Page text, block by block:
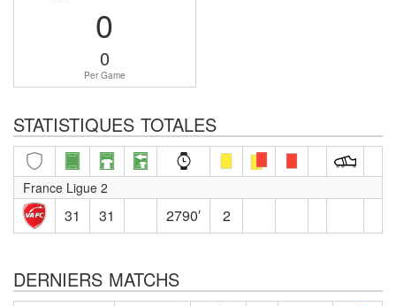
0
0
Per Game
STATISTIQUES TOTALES
France Ligue 2
31 31 2790′ 2
DERNIERS MATCHS